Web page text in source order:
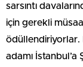
sarsıntı
için gerekli
ödüllendiriyorlar.
adamı